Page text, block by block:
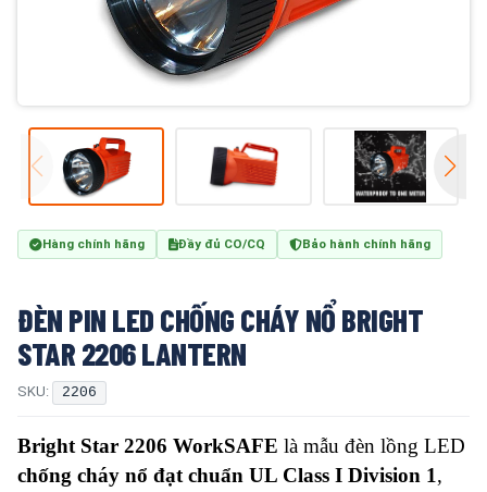
Hàng chính hãng Đầy đủ CO/CQ Bảo hành chính hãng
ĐÈN PIN LED CHỐNG CHÁY NỔ BRIGHT
STAR 2206 LANTERN
SKU: 2206
Bright Star 2206 WorkSAFE là mẫu đèn lồng LED
chống cháy nổ đạt chuẩn UL Class I Division 1,